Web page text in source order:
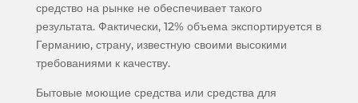
средство на рынке не обеспечивает такого
результата. Фактически, 12% объема экспортируется в
Германию, страну, известную своими высокими
требованиями к качеству.
Бытовые моющие средства или средства для